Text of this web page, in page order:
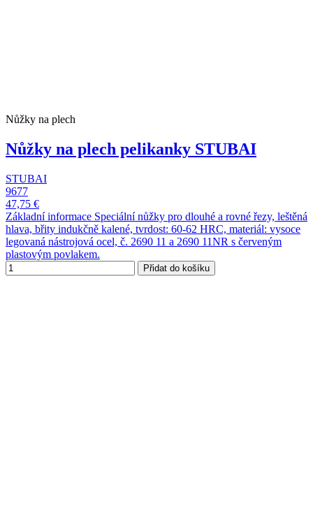
Nůžky na plech
Nůžky na plech pelikanky STUBAI
STUBAI
9677
47,75 €
Základní informace Speciální nůžky pro dlouhé a rovné řezy, leštěná
hlava, břity indukčně kalené, tvrdost: 60-62 HRC, materiál: vysoce
legovaná nástrojová ocel, č. 2690 11 a 2690 11NR s červeným
plastovým povlakem.
Přidat do košíku